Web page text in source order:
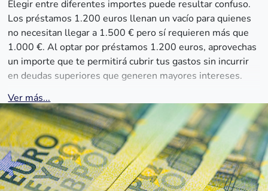
Elegir entre diferentes importes puede resultar confuso.
Los préstamos 1.200 euros llenan un vacío para quienes
no necesitan llegar a 1.500 € pero sí requieren más que
1.000 €. Al optar por préstamos 1.200 euros, aprovechas
un importe que te permitirá cubrir tus gastos sin incurrir
en deudas superiores que generen mayores intereses.
Ver más...